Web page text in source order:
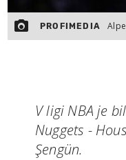
PROFIMEDIA
V ligi NBA je
Nuggets -
Şengün.